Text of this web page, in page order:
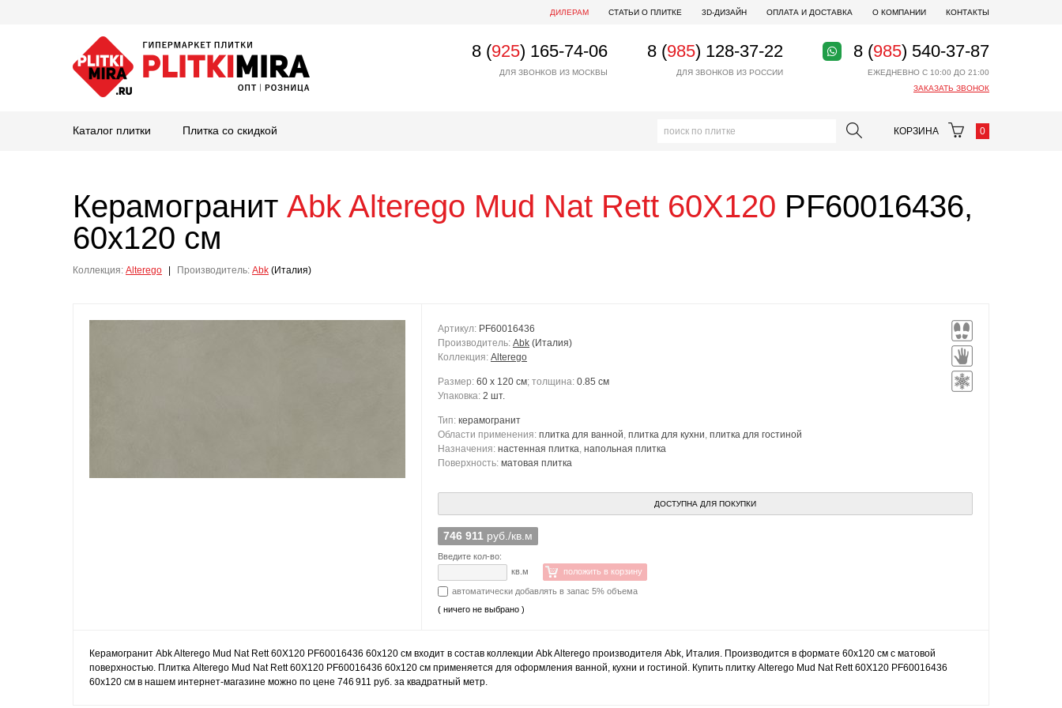
ДИЛЕРАМ СТАТЬИ О ПЛИТКЕ 3D-ДИЗАЙН ОПЛАТА И ДОСТАВКА О КОМПАНИИ КОНТАКТЫ
8 (925) 165-74-06
ДЛЯ ЗВОНКОВ ИЗ МОСКВЫ
8 (985) 128-37-22
ДЛЯ ЗВОНКОВ ИЗ РОССИИ
8 (985) 540-37-87
ЕЖЕДНЕВНО С 10:00 ДО 21:00
ЗАКАЗАТЬ ЗВОНОК
Каталог плитки Плитка со скидкой КОРЗИНА 0
Керамогранит Abk Alterego Mud Nat Rett 60X120 PF60016436,
60x120 см
Коллекция: Alterego Производитель: Abk (Италия)
Артикул: PF60016436
Производитель: Abk (Италия)
Коллекция: Alterego
Размер: 60 x 120 см; толщина: 0.85 см
Упаковка: 2 шт.
Тип: керамогранит
Области применения: плитка для ванной, плитка для кухни, плитка для гостиной
Назначения: настенная плитка, напольная плитка
Поверхность: матовая плитка
ДОСТУПНА ДЛЯ ПОКУПКИ
746 911 руб./кв.м
Введите кол-во:
кв.м
положить в корзину
автоматически добавлять в запас 5% объема
( ничего не выбрано )
Керамогранит Abk Alterego Mud Nat Rett 60X120 PF60016436 60x120 см входит в состав коллекции Abk Alterego производителя Abk, Италия. Производится в формате 60x120 см с матовой
поверхностью. Плитка Alterego Mud Nat Rett 60X120 PF60016436 60x120 см применяется для оформления ванной, кухни и гостиной. Купить плитку Alterego Mud Nat Rett 60X120 PF60016436
60x120 см в нашем интернет-магазине можно по цене 746 911 руб. за квадратный метр.